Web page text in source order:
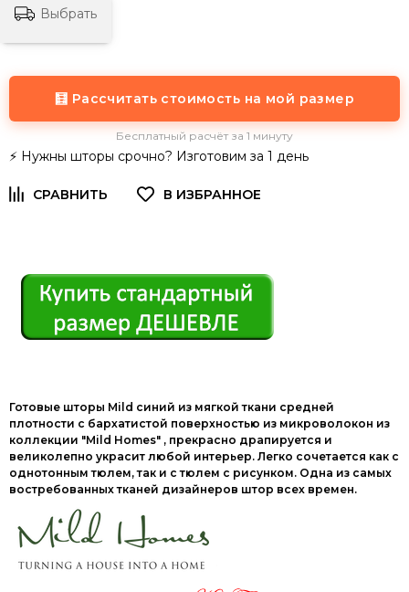
Выбрать
🧮 Рассчитать стоимость на мой размер
Бесплатный расчёт за 1 минуту
⚡ Нужны шторы срочно? Изготовим за 1 день
Готовые шторы Mild синий из мягкой ткани средней
плотности с бархатистой поверхностью из микроволокон из
коллекции "Mild Homes" , прекрасно драпируется и
великолепно украсит любой интерьер. Легко сочетается как с
однотонным тюлем, так и с тюлем с рисунком. Одна из самых
востребованных тканей дизайнеров штор всех времен.